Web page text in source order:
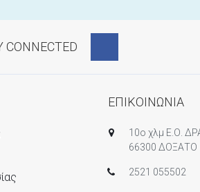
CONNECTED
ΕΠΙΚΟΙΝΩΝΙΑ
10ο χλμ Ε.Ο.
66300 ΔΟΞΑΤΟ
2521 055502